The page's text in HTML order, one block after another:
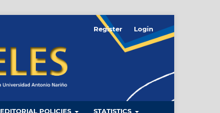
EDITORIAL POLICIES STATISTICS
Register Login